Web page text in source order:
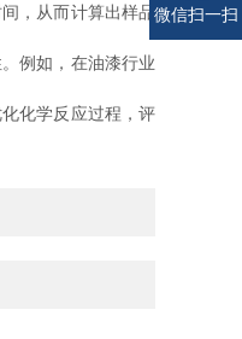
，从而计算出样品
例如，在油漆行业
化学反应过程，评
微信扫一扫